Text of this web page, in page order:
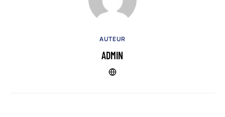
AUTEUR
ADMIN